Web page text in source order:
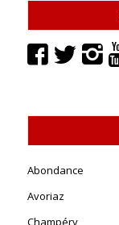
Abondance
Avoriaz
Champéry